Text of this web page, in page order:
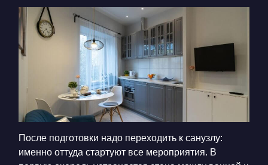
После подготовки надо переходить к санузлу:
именно оттуда стартуют все мероприятия. В